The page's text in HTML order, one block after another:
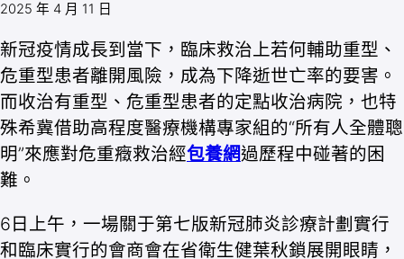
2025 年 4 月 11 日
新冠疫情成長到當下，臨床救治上若何輔助重型、
危重型患者離開風險，成為下降逝世亡率的要害。
而收治有重型、危重型患者的定點收治病院，也特
殊希冀借助高程度醫療機構專家組的“所有人全體聰
明”來應對危重癥救治經包養網過歷程中碰著的困
難。
6日上午，一場關于第七版新冠肺炎診療計劃實行
和臨床實行的會商會在省衛生健葉秋鎖展開眼睛，